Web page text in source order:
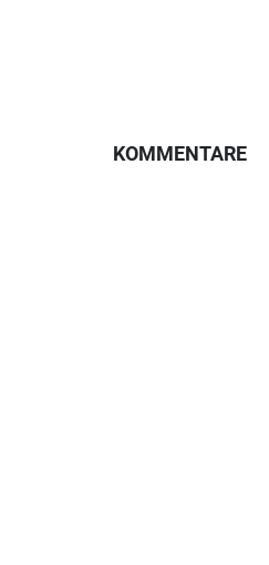
KOMMENTARE